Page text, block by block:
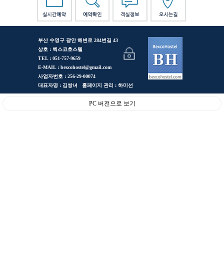
부산 수영구 광안 해변로 284번길 43
상호 : 벡스코호스텔
TEL : 051-757-9659
E-MAIL : bexcohostel@gmail.com
사업자번호 : 256-29-00074
대표자명 : 김쌍녀 홈페이지 관리 : 하미선
PC 버전으로 보기